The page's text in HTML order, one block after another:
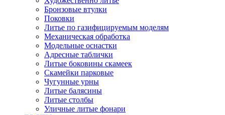
Бронзовые втулки
Поковки
Литье по газифицируемым моделям
Механическая обработка
Модельные оснастки
Адресные таблички
Литые боковины скамеек
Скамейки парковые
Чугунные урны
Литые балясины
Литые столбы
Уличные литые фонари